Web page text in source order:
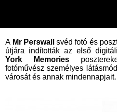
A Mr Perswall
svéd fotó és
útjára indították az első
York Memories
fotóművész személyes
városát és annak mindennapjait.